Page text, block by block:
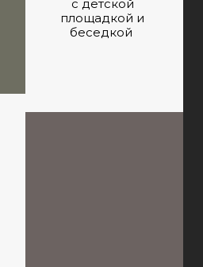
с детской
площадкой и
беседкой